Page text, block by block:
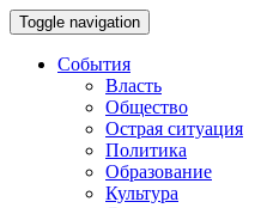
Toggle navigation
События
Власть
Общество
Острая ситуация
Политика
Образование
Культура